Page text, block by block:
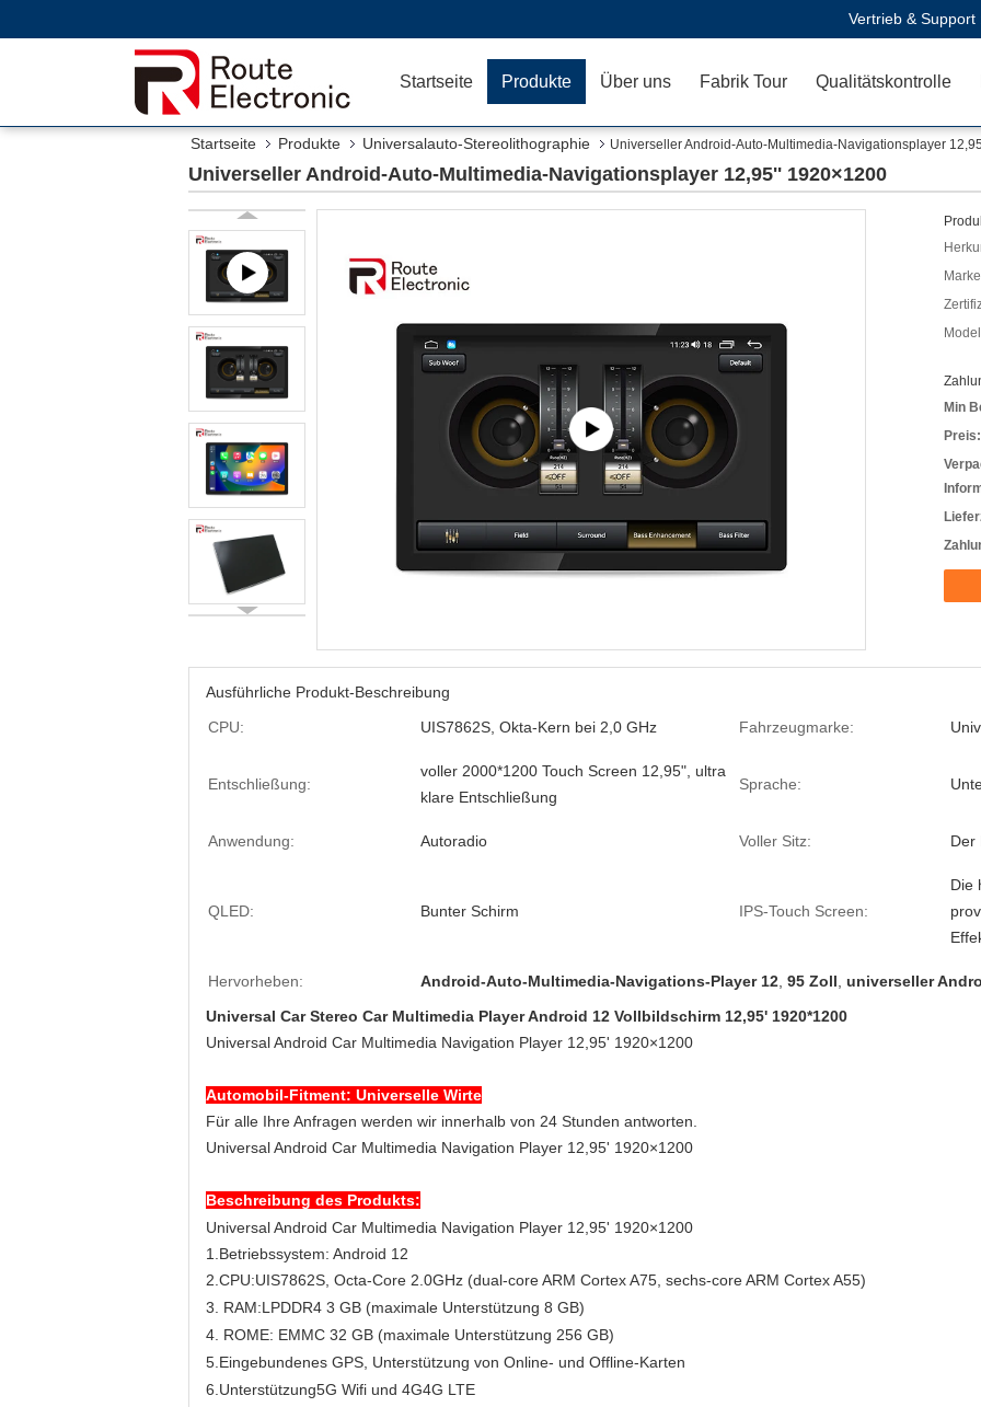
Vertrieb & Support
Startseite Produkte Über uns Fabrik Tour Qualitätskontrolle
Startseite Produkte Universalauto-Stereolithographie Universeller Android-Auto-Multimedia-Navigationsplayer
Universeller Android-Auto-Multimedia-Navigationsplayer 12,95'' 1920×1200
Min
Preis:
Ausführliche Produkt-Beschreibung
CPU:
UIS7862S, Okta-Kern bei 2,0 GHz Fahrzeugmarke:
Entschließung:
voller 2000*1200 Touch Screen 12,95", ultra
klare Entschließung
Sprache:
Anwendung: Autoradio Voller Sitz: Der
QLED: Bunter Schirm IPS-Touch Screen:
Die
Hervorheben: Android-Auto-Multimedia-Navigations-Player 12 95 Zoll universeller
Universal Car Stereo Car Multimedia Player Android 12 Vollbildschirm 12,95' 1920*1200
Universal Android Car Multimedia Navigation Player 12,95' 1920×1200
Automobil-Fitment: Universelle Wirte
Für alle Ihre Anfragen werden wir innerhalb von 24 Stunden antworten.
Universal Android Car Multimedia Navigation Player 12,95' 1920×1200
Beschreibung des Produkts:
Universal Android Car Multimedia Navigation Player 12,95' 1920×1200
1. Betriebssystem: Android 12
2. CPU:UIS7862S, Octa-Core 2.0GHz (dual-core ARM Cortex A75, sechs-core ARM Cortex A55)
3.
RAM:LPDDR4 3 GB (maximale Unterstützung 8 GB)
4. ROME: EMMC 32 GB (maximale Unterstützung 256 GB)
5. Eingebundenes GPS, Unterstützung von Online- und Offline-Karten
6. Unterstützung5G Wifi und 4G4G LTE